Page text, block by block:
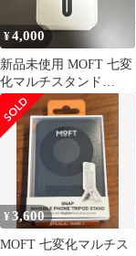
¥4,000
新品未使用 MOFT 七変
化マルチスタンド
MagSafe対応 トープ カ
ード
¥3,600
MOFT 七変化マルチス